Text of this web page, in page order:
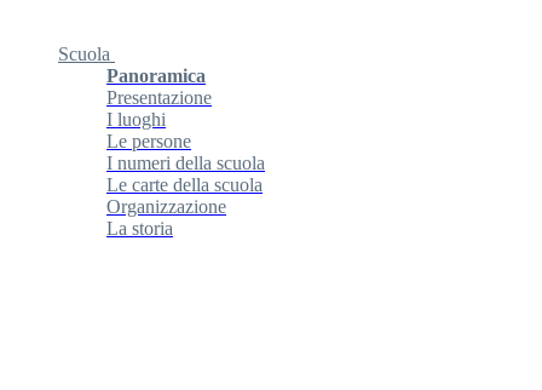
Scuola
Panoramica
Presentazione
I luoghi
Le persone
I numeri della scuola
Le carte della scuola
Organizzazione
La storia